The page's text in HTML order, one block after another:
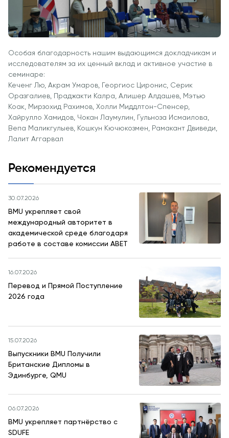
Особая благодарность нашим выдающимся докладчикам и
исследователям за их ценный вклад и активное участие в
семинаре:
Кеченг Лю, Акрам Умаров, Георгиос Циронис, Серик
Оразгалиев, Праджакти Калра, Алишер Алдашев, Мэтью
Коак, Мирзохид Рахимов, Холли Миддлтон-Спенсер,
Хайрулло Хамидов, Чокан Лаумулин, Гульноза Исмаилова,
Вепа Маликгулыев, Кошкун Кючюкозмен, Рамакант Двиведи,
Лалит Аггарвал
Рекомендуется
30.07.2026
BMU укрепляет свой
международный авторитет в
академической среде благодаря
работе в составе комиссии ABET
16.07.2026
Перевод и Прямой Поступление
2026 года
15.07.2026
Выпускники BMU Получили
Британские Дипломы в
Эдинбурге, QMU
06.07.2026
BMU укрепляет партнёрство с
SDUFE